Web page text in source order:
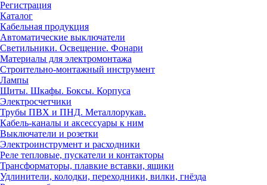
Регистрация
Каталог
Кабельная продукция
Автоматические выключатели
Светильники. Освещение. Фонари
Материалы для электромонтажа
Строительно-монтажный инструмент
Лампы
Щиты. Шкафы. Боксы. Корпуса
Электросчетчики
Трубы ПВХ и ПНД. Металлорукав.
Кабель-каналы и аксессуары к ним
Выключатели и розетки
Электроинструмент и расходники
Реле тепловые, пускатели и контакторы
Трансформаторы, плавкие вставки, ящики
Удлинители, колодки, переходники, вилки, гнёзда